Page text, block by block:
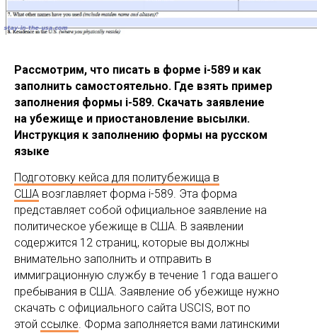
Рассмотрим, что писать в форме i-589 и как
заполнить самостоятельно. Где взять пример
заполнения формы i-589. Скачать заявление
на убежище и приостановление высылки.
Инструкция к заполнению формы на русском
языке
Подготовку кейса для политубежища в
США возглавляет форма i-589. Эта форма
представляет собой официальное заявление на
политическое убежище в США. В заявлении
содержится 12 страниц, которые вы должны
внимательно заполнить и отправить в
иммиграционную службу в течение 1 года вашего
пребывания в США. Заявление об убежище нужно
скачать с официального сайта USCIS, вот по
этой ссылке. Форма заполняется вами латинскими